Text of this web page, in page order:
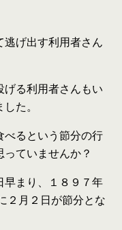
逃げ出す利用者さん
る利用者さんもい
た。
べるという節分の行
ていませんか？
早まり、１８９７年
２月２日が節分とな